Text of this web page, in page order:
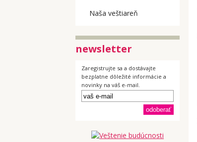
Naša veštiareň
newsletter
Zaregistrujte sa a dostávajte
bezplatne dôležité informácie a
novinky na váš e-mail.